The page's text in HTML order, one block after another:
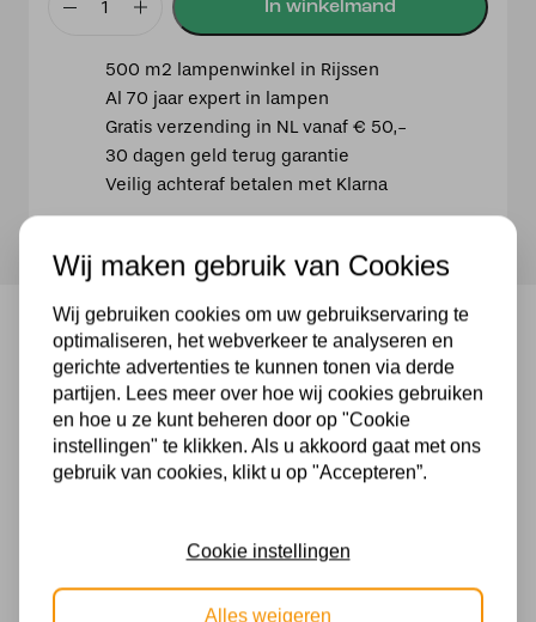
Staalkleurige
3881ST
blauwe
velours
kap
500 m2 lampenwinkel in Rijssen
Al 70 jaar expert in lampen
Gratis verzending in NL vanaf € 50,-
30 dagen geld terug garantie
Veilig achteraf betalen met Klarna
Staalkleurige vloerlamp Bella
3881ST met blauwe velours kap
Ontdek de staalkleurige vloerlamp 3881ST uit de
Bella serie. Deze wordt geleverd met een blauwe
fluweelachtige tonkap. De zwenkarm zorgt ervoor
aan/uit schakelaar in de vorm van een
trekschakelaar. Beschikt over een E27 (grote)
Wij maken gebruik van Cookies
Wij gebruiken cookies om uw gebruikservaring te
optimaliseren, het webverkeer te analyseren en
gerichte advertenties te kunnen tonen via derde
partijen. Lees meer over hoe wij cookies gebruiken
en hoe u ze kunt beheren door op "Cookie
instellingen" te klikken. Als u akkoord gaat met ons
gebruik van cookies, klikt u op "Accepteren”.
Cookie instellingen
Alles weigeren